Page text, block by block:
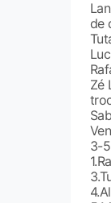
de
Zé
3-